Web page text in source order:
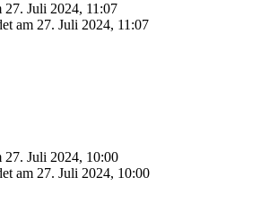
27. Juli 2024, 11:07
am 27. Juli 2024, 11:07
27. Juli 2024, 10:00
am 27. Juli 2024, 10:00